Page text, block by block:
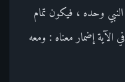
وحده ، فيكون تمام
إضمار معناه : ومعه